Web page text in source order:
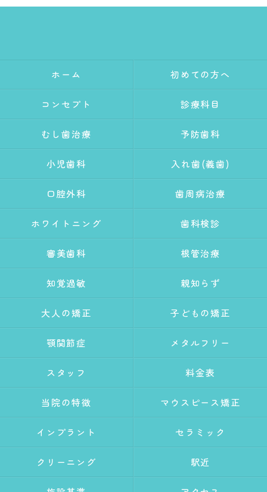
ホーム 初めての方へ
コンセプト 診療科目
むし歯治療 予防歯科
小児歯科 入れ歯(義歯)
口腔外科 歯周病治療
ホワイトニング 歯科検診
審美歯科 根管治療
知覚過敏 親知らず
大人の矯正 子どもの矯正
顎関節症 メタルフリー
スタッフ 料金表
当院の特徴 マウスピース矯正
インプラント セラミック
クリーニング 駅近